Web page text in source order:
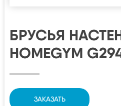
БРУСЬЯ
HOMEGYM
ЗАКАЗАТЬ